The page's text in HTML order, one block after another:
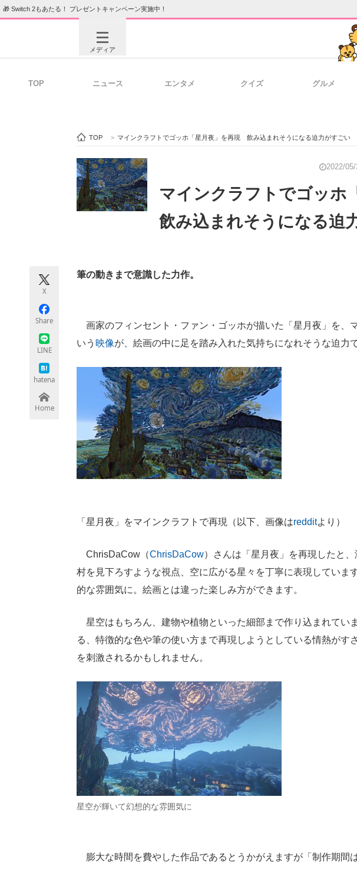
🎁 Switch 2もあたる！ プレゼントキャンペーン実施中！
メディア
ビジネスと働き方のヒント
ITエンジニア向け専門サイト 企業向けIT製品の総合サイト
モノづくり技術者専門サイト
ちょっと気になるネットの話題
TOP ニュース エンタメ クイズ グルメ
TOP > マインクラフトでゴッホ「星月夜」を再現 飲み込まれそうになる迫力がすごい
2022/05/
マインクラフトでゴッホ
飲み込まれそうになる迫
X
Share
LINE
hatena
Home
筆の動きまで意識した力作。
画家のフィンセント・ファン・ゴッホが描いた「星月夜」を、
いう 映像が、絵画の中に足を踏み入れた気持ちになれそうな迫力で
「星月夜」をマインクラフトで再現（以下、画像はredditより）
ChrisDaCow（ChrisDaCow）さんは「星月夜」を再現したと
村を見下ろすような視点、空に広がる星々を丁寧に表現していま
的な雰囲気に。絵画とは違った楽しみ方ができます。
星空はもちろん、建物や植物といった細部まで作り込まれてい
る、特徴的な色や筆の使い方まで再現しようとしている情熱がす
を刺激されるかもしれません。
星空が輝いて幻想的な雰囲気に
膨大な時間を費やした作品であるとうかがえますが「制作期間